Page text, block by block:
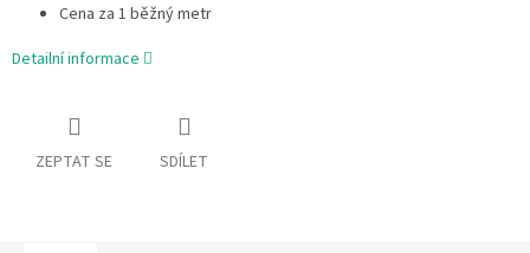
Cena za 1 běžný metr
Detailní informace
ZEPTAT SE SDÍLET